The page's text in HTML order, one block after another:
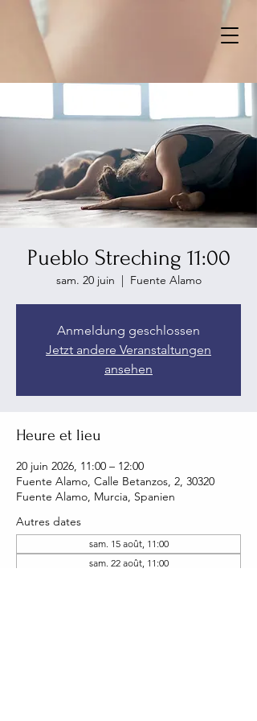
Pueblo Streching 11:00
sam. 20 juin
  |
Fuente Alamo
Anmeldung geschlossen
Jetzt andere Veranstaltungen
ansehen
Heure et lieu
20 juin 2026, 11:00 – 12:00
Fuente Alamo, Calle Betanzos, 2, 30320
Fuente Alamo, Murcia, Spanien
Autres dates
sam. 15 août, 11:00
sam. 22 août, 11:00